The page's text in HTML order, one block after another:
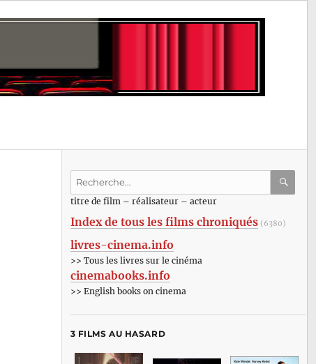
Recherche
:titre de film – réalisateur – acteur
Index de tous les films chroniqués (6380)
livres-cinema.info
>> Tous les livres sur le cinéma
cinemabooks.info
>> English books on cinema
3 FILMS AU HASARD